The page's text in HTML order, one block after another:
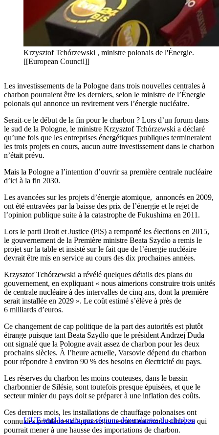
Krzysztof Tchórzewski , ministre polonais de l'Énergie.
[[European Council]]
Les investissements de la Pologne dans trois nouvelles centrales à
charbon pourraient être les derniers, selon le ministre de l’Énergie
polonais qui annonce un revirement vers l’énergie nucléaire.
Serait-ce le début de la fin pour le charbon ? Lors d’un forum dans
le sud de la Pologne, le ministre Krzysztof Tchórzewski a déclaré
qu’une fois que les entreprises énergétiques publiques termineraient
les trois projets en cours, aucun autre investissement dans le charbon
n’était prévu.
Mais la Pologne a l’intention d’ouvrir sa première centrale nucléaire
d’ici à la fin 2030.
Les avancées sur les projets d’énergie atomique, annoncés en 2009,
ont été entravées par la baisse des prix de l’énergie et le rejet de
l’opinion publique suite à la catastrophe de Fukushima en 2011.
Lors le parti Droit et Justice (PiS) a remporté les élections en 2015,
le gouvernement de la Première ministre Beata Szydło a remis le
projet sur la table et insisté sur le fait que de l’énergie nucléaire
devrait être mis en service au cours des dix prochaines années.
Krzysztof Tchórzewski a révélé quelques détails des plans du
gouvernement, en expliquant « nous aimerions construire trois unités
de centrale nucléaire à des intervalles de cinq ans, dont la première
serait installée en 2029 ». Le coût estimé s’élève à près de
6 milliards d’euros.
Ce changement de cap politique de la part des autorités est plutôt
étrange puisque tant Beata Szydło que le président Andrzej Duda
ont signalé que la Pologne avait assez de charbon pour les deux
prochains siècles. À l’heure actuelle, Varsovie dépend du charbon
pour répondre à environ 90 % des besoins en électricité du pays.
Les réserves du charbon les moins couteuses, dans le bassin
charbonnier de Silésie, sont toutefois presque épuisées, et que le
secteur minier du pays doit se préparer à une inflation des coûts.
L’UE tend la main aux régions dépendantes du charbon
Ces derniers mois, les installations de chauffage polonaises ont
connu des problèmes d’approvisionnement en combustible, ce qui
pourrait mener à une hausse des importations de charbon.